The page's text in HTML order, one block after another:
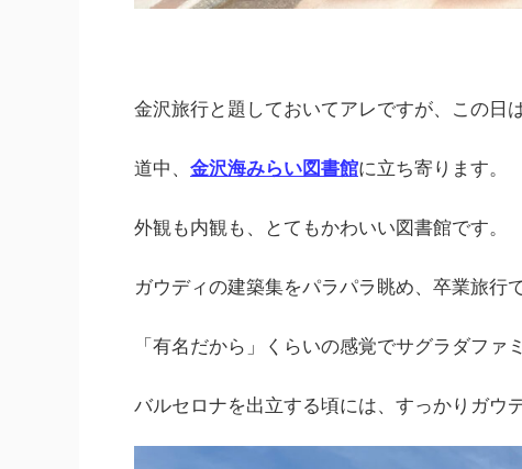
金沢旅行と題しておいてアレですが、この日
道中、 金沢海みらい図書館に立ち寄ります。
外観も内観も、とてもかわいい図書館です。
ガウディの建築集をパラパラ眺め、卒業旅行
「有名だから」くらいの感覚でサグラダファ
バルセロナを出立する頃には、すっかりガウ